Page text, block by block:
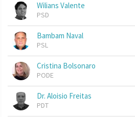
Wilians Valente
PSD
Bambam Naval
PSL
Cristina Bolsonaro
PODE
Dr. Aloisio Freitas
PDT